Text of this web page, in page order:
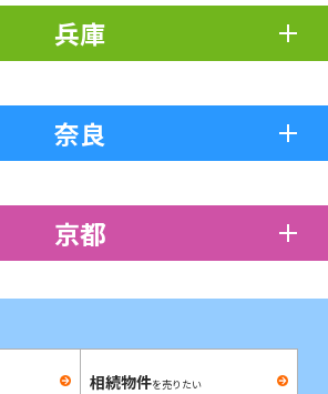
兵庫
奈良
京都
相続物件を売りたい